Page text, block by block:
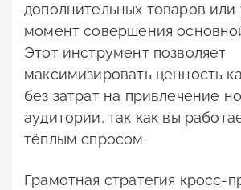
дополнительных товаров или
момент совершения
Этот инструмент позволяет
максимизировать ценность
без затрат на привлечение
аудитории, так как вы
тёплым спросом.
Грамотная стратегия кросс-